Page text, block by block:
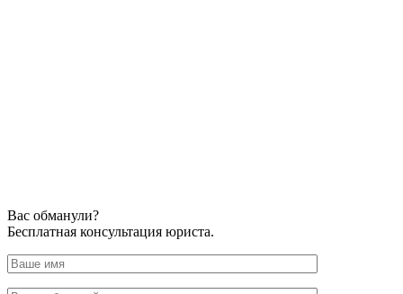
Вас обманули?
Бесплатная консультация юриста.